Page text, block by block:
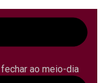
ao meio-dia